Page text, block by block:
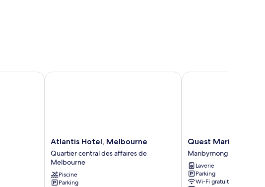
Atlantis
Hotel,
Melbourne
Quartier
central
des
Atlantis Hotel, Melbourne
Quartier central des affaires de
Melbourne
Piscine
Parking
Atlantis Hotel, Melbourne
Quest
Maribyrnong
Maribyrnong
Quest Maribyrnong
Maribyrnong
Laverie
Parking
Wi-Fi gratuit
Quest Maribyrnong